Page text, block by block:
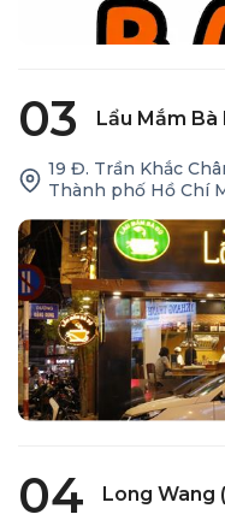
03 Lẩu Mắm Bà
19 Đ. Trần Khắc
Thành phố Hồ Chí
04 Long Wang